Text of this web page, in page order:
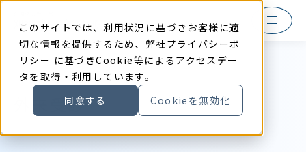
このサイトでは、利用状況に基づきお客様に適
切な情報を提供するため、弊社プライバシーポ
リシー に基づきCookie等によるアクセスデー
タを取得・利用しています。
同意する
Cookieを無効化
本
外来受診